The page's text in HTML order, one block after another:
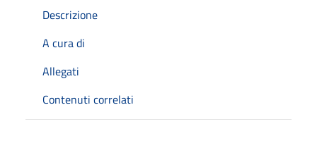
Descrizione
A cura di
Allegati
Contenuti correlati